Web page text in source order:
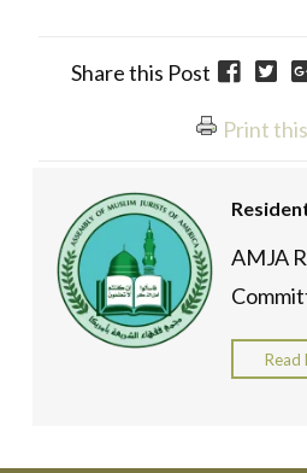
Share this Post
Print
AMJA
Read